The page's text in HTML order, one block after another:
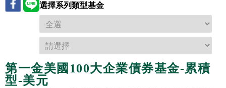
選擇系列類型基金
第一金美國100大企業債券基金-累積
型-美元